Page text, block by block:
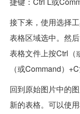
接下来，使用选择
表格区域选中。然
表格文件上按Ctrl（
（或Command）+C
回到原始图片中的
新的表格。可以使